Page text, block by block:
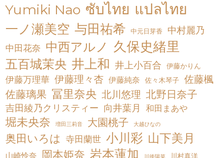
Yumiki Nao ซับไทย แปลไทย
一ノ瀬美空 与田祐希 中元日芽香 中村麗乃
中田花奈 中西アルノ 久保史緒里
五百城茉央 井上和 井上小百合 伊藤かりん
伊藤万理華 伊藤理々杏 伊藤純奈 佐々木琴子 佐藤楓
佐藤璃果 冨里奈央 北川悠理 北野日奈子
吉田綾乃クリスティー 向井葉月 和田まあや
堀未央奈 増田三莉音 大園桃子 大越ひなの
奥田いろは 寺田蘭世 小川彩 山下美月
山崎怜奈 岡本姫奈 岩本蓮加 川村真洋